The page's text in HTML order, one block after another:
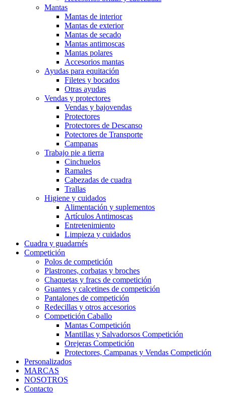
Mantas
Mantas de interior
Mantas de exterior
Mantas de secado
Mantas antimoscas
Mantas polares
Accesorios mantas
Ayudas para equitación
Filetes y bocados
Otras ayudas
Vendas y protectores
Vendas y bajovendas
Protectores
Protectores de Descanso
Potectores de Transporte
Campanas
Trabajo pie a tierra
Cinchuelos
Ramales
Cabezadas de cuadra
Trallas
Higiene y cuidados
Alimentación y suplementos
Artículos Antimoscas
Entretenimiento
Limpieza y cuidados
Cuadra y guadarnés
Competición
Polos de competición
Plastrones, corbatas y broches
Chaquetas y fracs de competición
Guantes y calcetines de competición
Pantalones de competición
Redecillas y otros accesorios
Competición Caballo
Mantas Competición
Mantillas y Salvadorsos Competición
Orejeras Competición
Protectores, Campanas y Vendas Competición
Personalizados
MARCAS
NOSOTROS
Contacto